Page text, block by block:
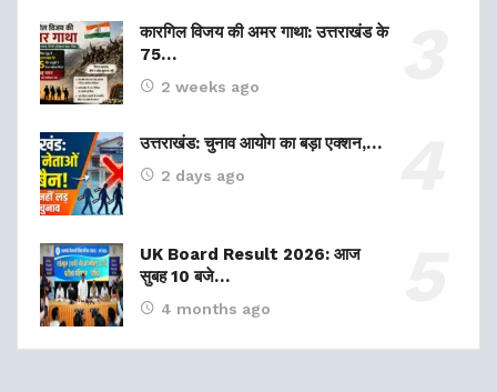
कारगिल विजय की अमर गाथा: उत्तराखंड के
75…
2 weeks ago
उत्तराखंड: चुनाव आयोग का बड़ा एक्शन,…
2 days ago
UK Board Result 2026: आज
सुबह 10 बजे…
4 months ago